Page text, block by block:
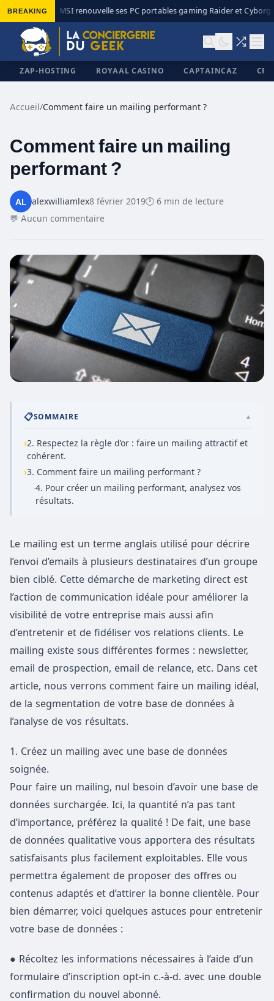
BREAKING MSI renouvelle ses PC portables gaming Raider et Cyborg
ZAP-HOSTING ROYAAL CASINO CAPTAINCAZ
✕
Accueil/Comment faire un mailing performant ?
Comment faire un mailing
performant ?
alexwilliamlex8 février 2019🕐 6 min de lecture
💬 Aucun commentaire
📋SOMMAIRE ▲
›2. Respectez la règle d’or : faire un mailing attractif et
cohérent.
›3. Comment faire un mailing performant ?
·4. Pour créer un mailing performant, analysez vos
résultats.
Le mailing est un terme anglais utilisé pour décrire
l’envoi d’emails à plusieurs destinataires d’un groupe
bien ciblé. Cette démarche de marketing direct est
l’action de communication idéale pour améliorer la
visibilité de votre entreprise mais aussi afin
d’entretenir et de fidéliser vos relations clients. Le
mailing existe sous différentes formes : newsletter,
email de prospection, email de relance, etc. Dans cet
article, nous verrons comment faire un mailing idéal,
de la segmentation de votre base de données à
l’analyse de vos résultats.
1. Créez un mailing avec une base de données
soignée.
Pour faire un mailing, nul besoin d’avoir une base de
données surchargée. Ici, la quantité n’a pas tant
d’importance, préférez la qualité ! De fait, une base
de données qualitative vous apportera des résultats
satisfaisants plus facilement exploitables. Elle vous
permettra également de proposer des offres ou
contenus adaptés et d’attirer la bonne clientèle. Pour
bien démarrer, voici quelques astuces pour entretenir
votre base de données :
● Récoltez les informations nécessaires à l’aide d’un
formulaire d’inscription opt-in c.-à-d. avec une double
confirmation du nouvel abonné.